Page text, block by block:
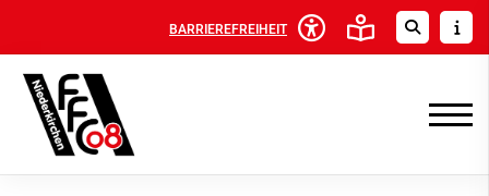
BARRIEREFREIHEIT